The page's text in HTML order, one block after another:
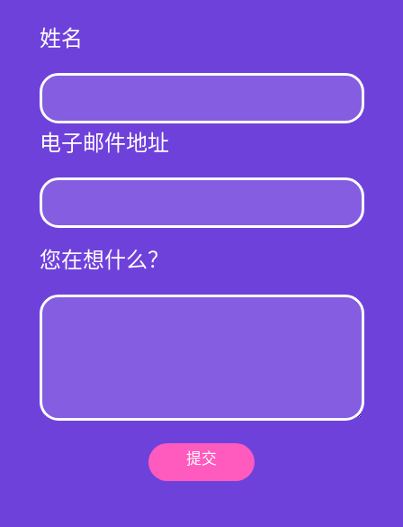
姓名
电子邮件地址
您在想什么？
提交